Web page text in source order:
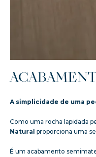
A simplicidade de uma
Como uma rocha lapidada
Natural proporciona uma
É um acabamento